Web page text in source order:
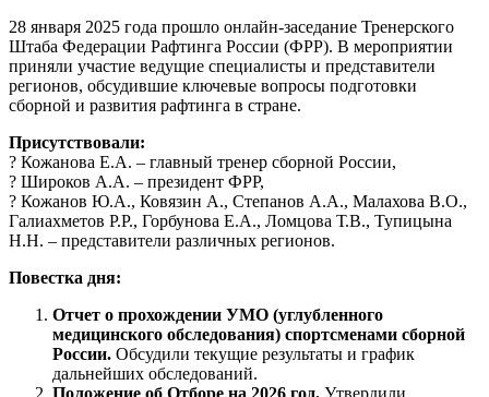
28 января 2025 года прошло онлайн-заседание Тренерского
Штаба Федерации Рафтинга России (ФРР). В мероприятии
приняли участие ведущие специалисты и представители
регионов, обсудившие ключевые вопросы подготовки
сборной и развития рафтинга в стране.
Присутствовали:
? Кожанова Е.А. – главный тренер сборной России,
? Широков А.А. – президент ФРР,
? Кожанов Ю.А., Ковязин А., Степанов А.А., Малахова В.О.,
Галиахметов Р.Р., Горбунова Е.А., Ломцова Т.В., Тупицына
Н.Н. – представители различных регионов.
Повестка дня:
Отчет о прохождении УМО (углубленного
медицинского обследования) спортсменами сборной
России. Обсудили текущие результаты и график
дальнейших обследований.
Положение об Отборе на 2026 год. Утвердили